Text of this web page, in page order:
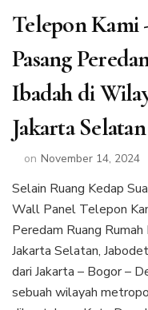
Telepon Kami -
Pasang
Ibadah di
Jakarta Selatan
on November 14, 2024
Selain Ruang Kedap
Wall Panel Telepon
Peredam Ruang
Jakarta Selatan,
dari Jakarta – Bogor –
sebuah wilayah